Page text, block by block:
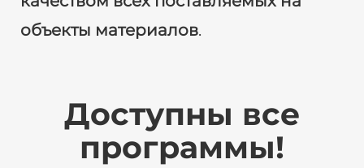
объекты материалов.
Доступны все
программы!